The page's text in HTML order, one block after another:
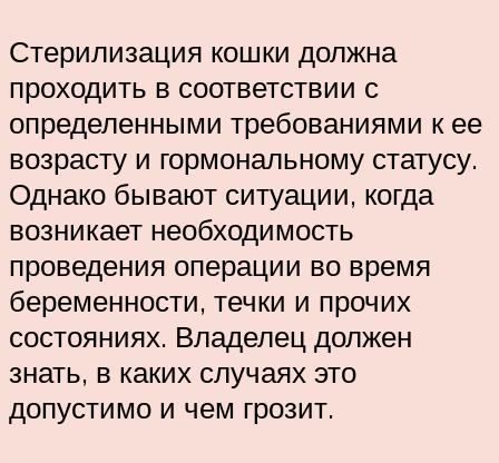
Стерилизация кошки должна
проходить в соответствии с
определенными требованиями к ее
возрасту и гормональному статусу.
Однако бывают ситуации, когда
возникает необходимость
проведения операции во время
беременности, течки и прочих
состояниях. Владелец должен
знать, в каких случаях это
допустимо и чем грозит.